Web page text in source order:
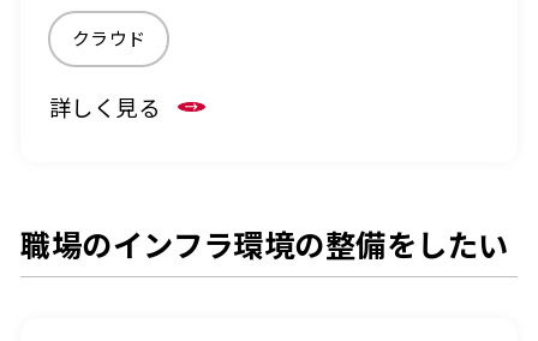
クラウド
詳しく見る
職場のインフラ環境の整備をしたい